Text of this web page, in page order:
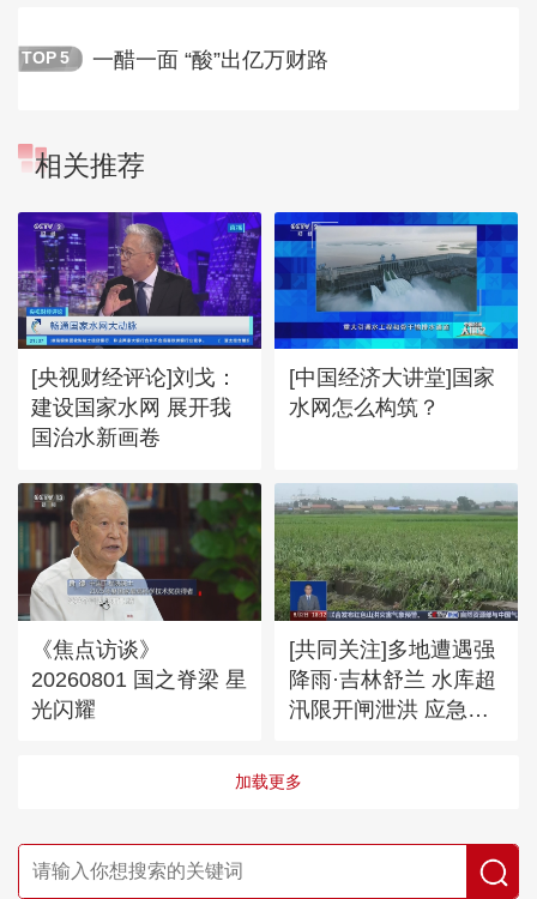
TOP 5 一醋一面 “酸”出亿万财路
相关推荐
[央视财经评论]刘戈：
建设国家水网 展开我
国治水新画卷
[中国经济大讲堂]国家
水网怎么构筑？
《焦点访谈》
20260801 国之脊梁 星
光闪耀
[共同关注]多地遭遇强
降雨·吉林舒兰 水库超
汛限开闸泄洪 应急抢
加载更多